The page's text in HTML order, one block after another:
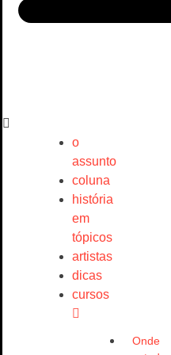
o
assunto
coluna
história
em
tópicos
artistas
dicas
cursos
Onde